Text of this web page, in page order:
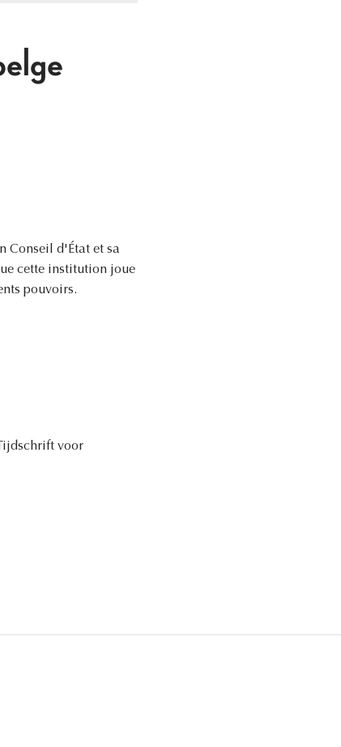
Conseil d'État et sa
cette institution joue
pouvoirs.
voor